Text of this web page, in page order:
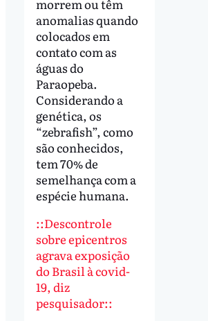
morrem ou têm
anomalias quando
colocados em
contato com as
águas do
Paraopeba.
Considerando a
genética, os
“zebrafish”, como
são conhecidos,
tem 70% de
semelhança com a
espécie humana.
::Descontrole
sobre epicentros
agrava exposição
do Brasil à covid-
19, diz
pesquisador::